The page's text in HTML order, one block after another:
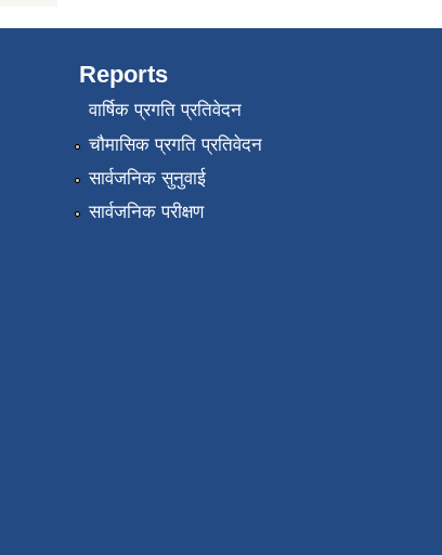
Reports
वार्षिक प्रगति प्रतिवेदन
चौमासिक प्रगति प्रतिवेदन
सार्वजनिक सुनुवाई
सार्वजनिक परीक्षण